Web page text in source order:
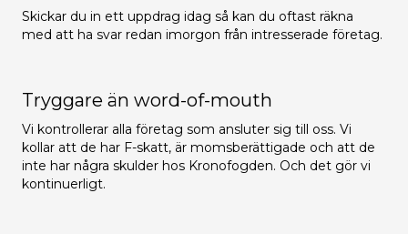
Skickar du in ett uppdrag idag så kan du oftast räkna
med att ha svar redan imorgon från intresserade företag.
Tryggare än word-of-mouth
Vi kontrollerar alla företag som ansluter sig till oss. Vi
kollar att de har F-skatt, är momsberättigade och att de
inte har några skulder hos Kronofogden. Och det gör vi
kontinuerligt.